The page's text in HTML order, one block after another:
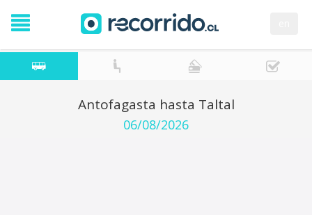
Antofagasta hasta Taltal
06/08/2026